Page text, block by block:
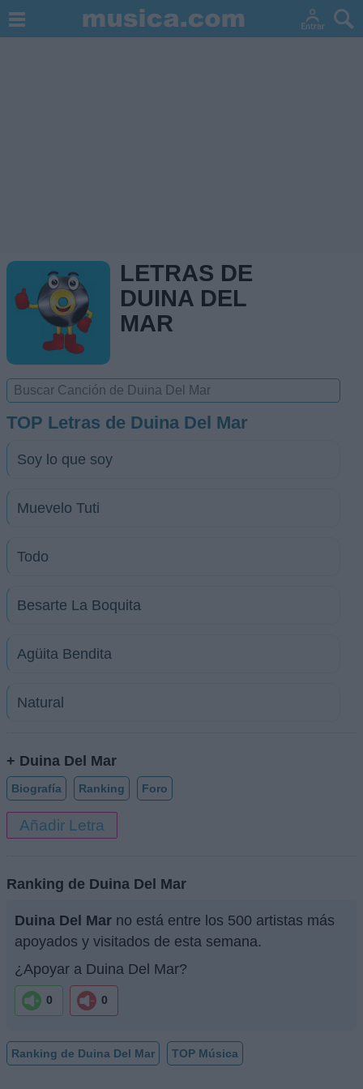
LETRAS DE
DUINA DEL
MAR
TOP Letras de Duina Del Mar
Soy lo que soy
Muevelo Tuti
Todo
Besarte La Boquita
Agüita Bendita
Natural
+ Duina Del Mar
Biografía Ranking Foro
Añadir Letra
Ranking de Duina Del Mar
Duina Del Mar no está entre los 500 artistas más
apoyados y visitados de esta semana.
¿Apoyar a Duina Del Mar?
0 0
Ranking de Duina Del Mar TOP Música